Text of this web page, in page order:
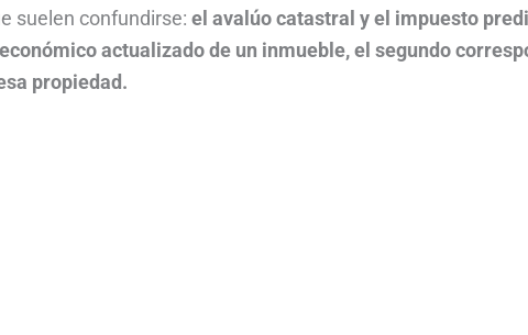
suelen confundirse: el avalúo catastral y el impuesto
actualizado de un inmueble, el segundo
propiedad.